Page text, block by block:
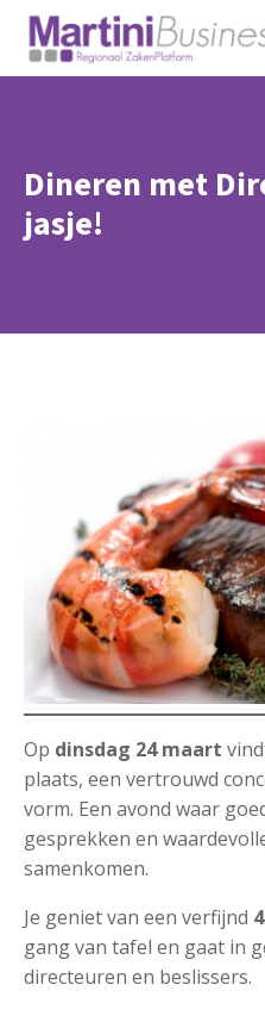
Dineren met
jasje!
Op dinsdag 24 maart
plaats, een vertrouwd
vorm. Een avond waar
gesprekken en
samenkomen.
Je geniet van een verfijnd
gang van tafel en gaat in
directeuren en beslissers.